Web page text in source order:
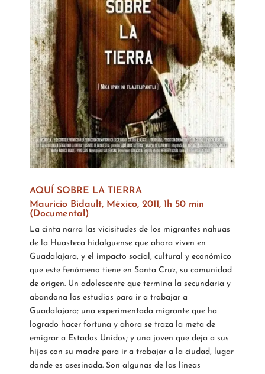
AQUÍ SOBRE LA TIERRA
Mauricio Bidault, México, 2011, 1h 50 min
(Documental)
La cinta narra las vicisitudes de los migrantes nahuas
de la Huasteca hidalguense que ahora viven en
Guadalajara, y el impacto social, cultural y económico
que este fenómeno tiene en Santa Cruz, su comunidad
de origen. Un adolescente que termina la secundaria y
abandona los estudios para ir a trabajar a
Guadalajara; una experimentada migrante que ha
logrado hacer fortuna y ahora se traza la meta de
emigrar a Estados Unidos; y una joven que deja a sus
hijos con su madre para ir a trabajar a la ciudad, lugar
donde es asesinada. Son algunas de las líneas